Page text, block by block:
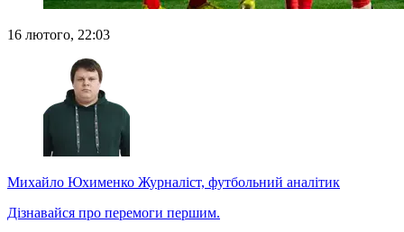
16 лютого, 22:03
Михайло Юхименко Журналіст, футбольний аналітик
Дізнавайся про перемоги першим.